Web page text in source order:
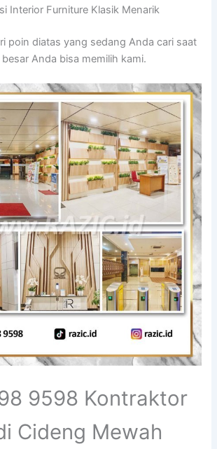
Interior Furniture Klasik Menarik
poin diatas yang sedang Anda cari saat
Anda bisa memilih kami.
9598 Kontraktor
Cideng Mewah